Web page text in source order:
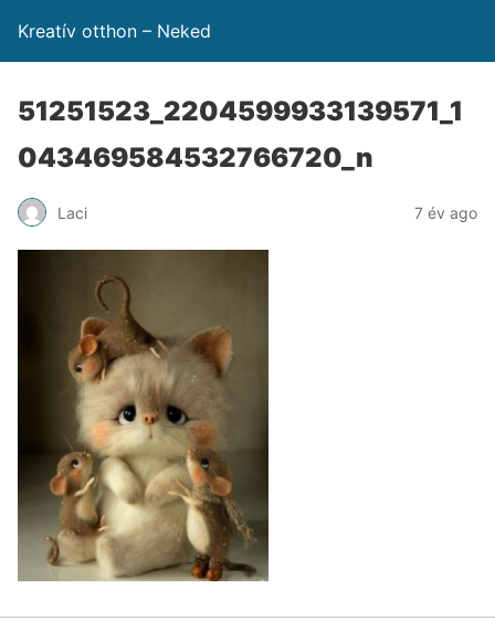
Kreatív otthon – Neked
51251523_2204599933139571_1
043469584532766720_n
Laci 7 év ago